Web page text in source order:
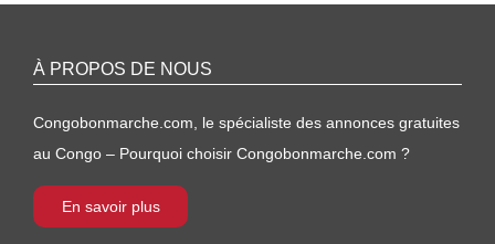
À PROPOS DE NOUS
Congobonmarche.com, le spécialiste des annonces gratuites
au Congo – Pourquoi choisir Congobonmarche.com ?
En savoir plus